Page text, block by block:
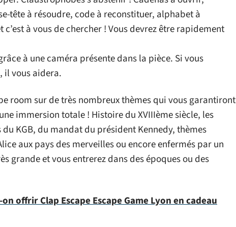
tête à résoudre, code à reconstituer, alphabet à
à vous de chercher ! Vous devrez être rapidement
à une caméra présente dans la pièce. Si vous
il vous aidera.
room sur de très nombreux thèmes qui vous garantiront
immersion totale ! Histoire du XVIIIème siècle, les
du KGB, du mandat du président Kennedy, thèmes
aux pays des merveilles ou encore enfermés par un
grande et vous entrerez dans des époques ou des
offrir Clap Escape Escape Game Lyon en cadeau